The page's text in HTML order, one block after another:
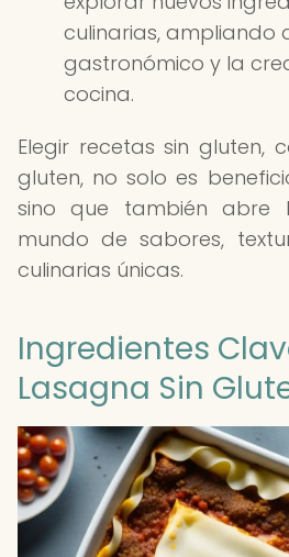
culinarias, ampliando
gastronómico y la
cocina.
Elegir recetas sin gluten,
gluten, no solo es
sino que también abre
mundo de sabores,
culinarias únicas.
Ingredientes
Lasagna Sin